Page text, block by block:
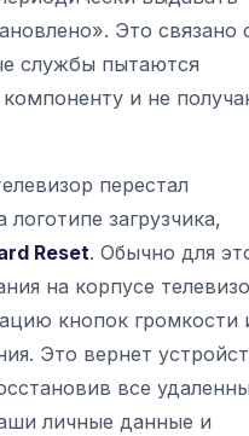
Это связано
службы пытаются
и не
перестал
логотипе загрузчика,
Reset. Обычно для
на корпусе
кнопок громкости
Это вернет
все
личные данные и